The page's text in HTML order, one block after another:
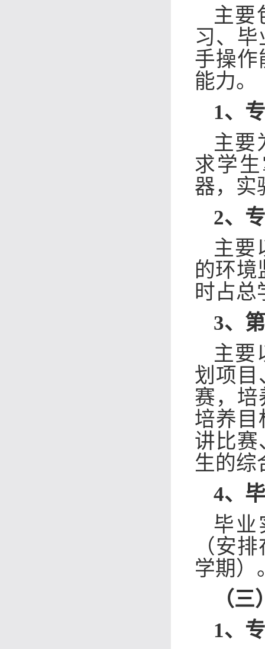
主要
习、
手操作
能力。
1、
主要
求学
器， 实
2、
主要
的环境
时占总
3、
主要
划项目
赛，培
培养目
讲比赛
生的综
4、
毕业
（安排
学期）
（
1、